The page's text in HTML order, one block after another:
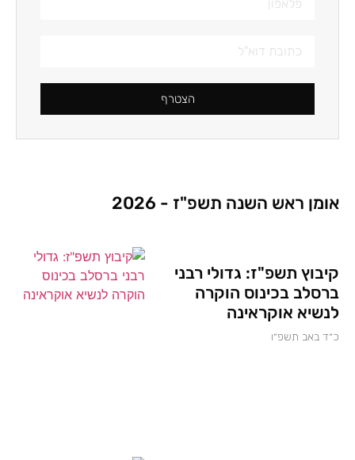
הצטרף
אומן ראש השנה תשפ"ז - 2026
קיבוץ תשפ"ז: גדולי רבני
ברסלב בכינוס הוקרה
לנשיא אוקראינה
כ״ד באב תשפ״ו